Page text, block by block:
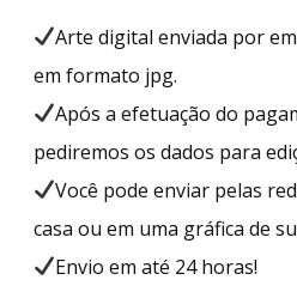
Arte digital enviada por
em formato jpg.
Após a efetuação do
pediremos os dados para
Você pode enviar pelas
casa ou em uma gráfica de
Envio em até 24 horas!